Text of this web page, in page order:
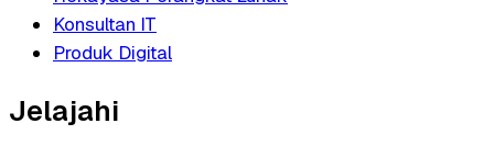
Konsultan IT
Produk Digital
Jelajahi